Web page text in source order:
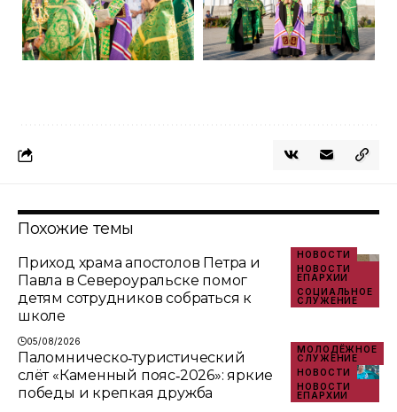
Похожие темы
НОВОСТИ
НОВОСТИ
ЕПАРХИИ
СОЦИАЛЬНОЕ
СЛУЖЕНИЕ
Приход храма апостолов Петра и
Павла в Североуральске помог
детям сотрудников собраться к
школе
05/08/2026
МОЛОДЁЖНОЕ
СЛУЖЕНИЕ
НОВОСТИ
НОВОСТИ
ЕПАРХИИ
Паломническо‑туристический
слёт «Каменный пояс‑2026»: яркие
победы и крепкая дружба